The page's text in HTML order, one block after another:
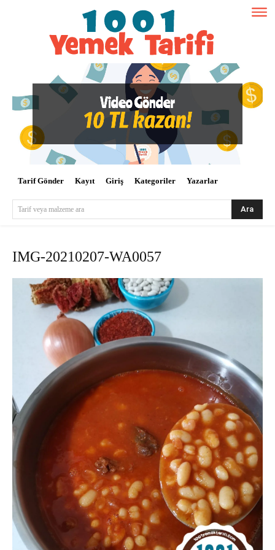
Tarif Gönder Kayıt Giriş Kategoriler Yazarlar
Tarif veya malzeme ara Ara
IMG-20210207-WA0057